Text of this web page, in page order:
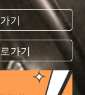
기
가기